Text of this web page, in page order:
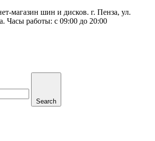
магазин шин и дисков. г. Пенза, ул.
Часы работы: с 09:00 до 20:00
Search